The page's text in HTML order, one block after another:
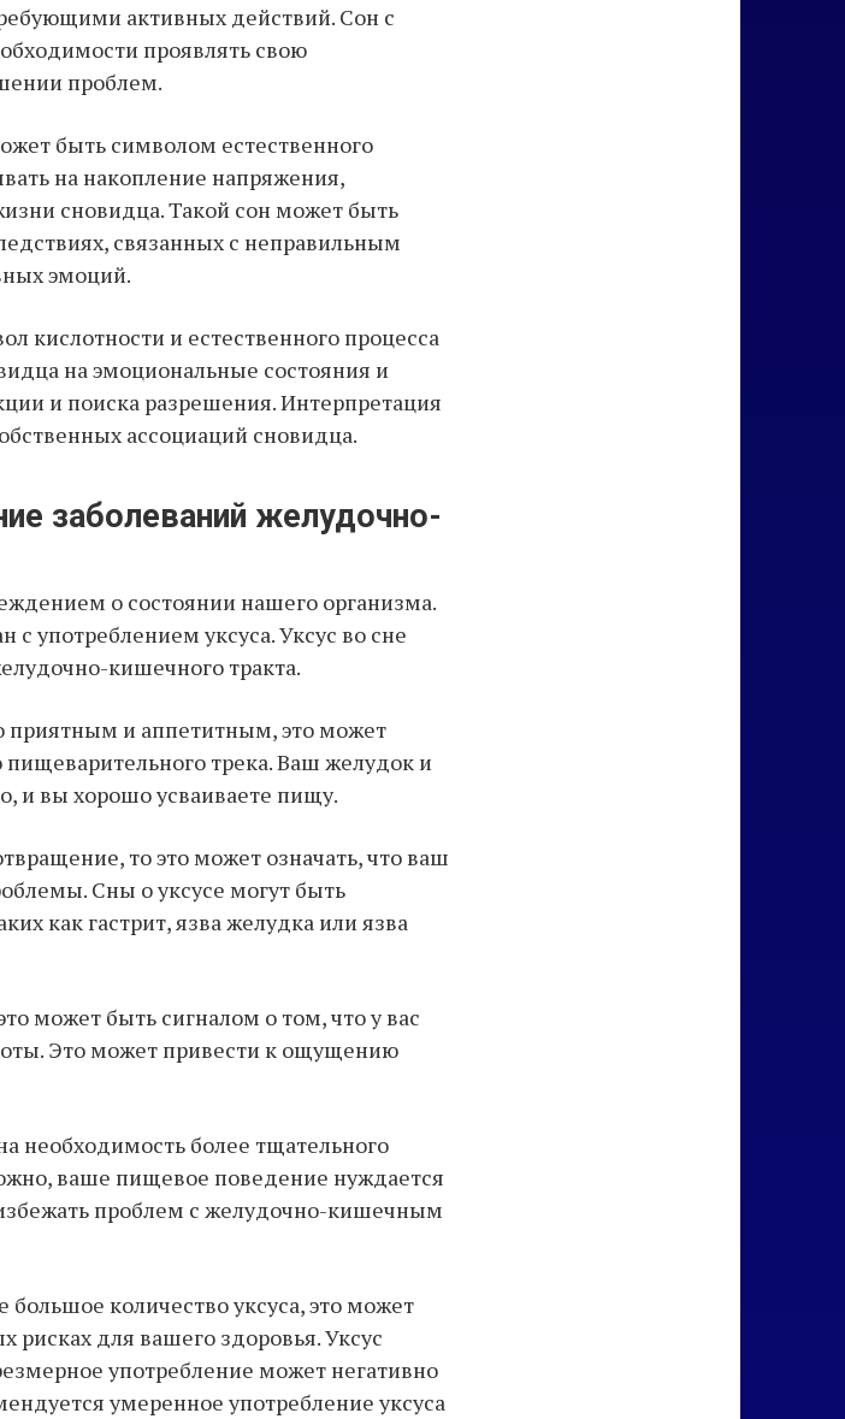
активных действий. Сон с
проявлять свою
проблем.
быть символом естественного
на накопление напряжения,
сновидца. Такой сон может быть
связанных с неправильным
эмоций.
кислотности и естественного процесса
на эмоциональные состояния и
и поиска разрешения. Интерпретация
ассоциаций сновидца.
заболеваний желудочно-
о состоянии нашего организма.
употреблением уксуса. Уксус во сне
кишечного тракта.
приятным и аппетитным, это может
трека. Ваш желудок и
и вы хорошо усваиваете пищу.
то это может означать, что ваш
Сны о уксусе могут быть
как гастрит, язва желудка или язва
может быть сигналом о том, что у вас
Это может привести к ощущению
необходимость более тщательного
ваше пищевое поведение нуждается
проблем с желудочно-кишечным
количество уксуса, это может
для вашего здоровья. Уксус
употребление может негативно
умеренное употребление уксуса